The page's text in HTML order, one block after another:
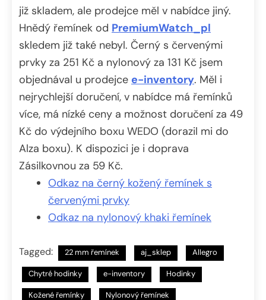
již skladem, ale prodejce měl v nabídce jiný.
Hnědý řemínek od PremiumWatch_pl
skledem již také nebyl. Černý s červenými
prvky za 251 Kč a nylonový za 131 Kč jsem
objednával u prodejce e-inventory. Měl i
nejrychlejší doručení, v nabídce má řemínků
více, má nízké ceny a možnost doručení za 49
Kč do výdejního boxu WEDO (dorazil mi do
Alza boxu). K dispozici je i doprava
Zásilkovnou za 59 Kč.
Odkaz na černý kožený řemínek s
červenými prvky
Odkaz na nylonový khaki řemínek
Tagged: 22 mm řemínek aj_sklep Allegro
Chytré hodinky e-inventory Hodinky
Kožené řemínky Nylonový řemínek